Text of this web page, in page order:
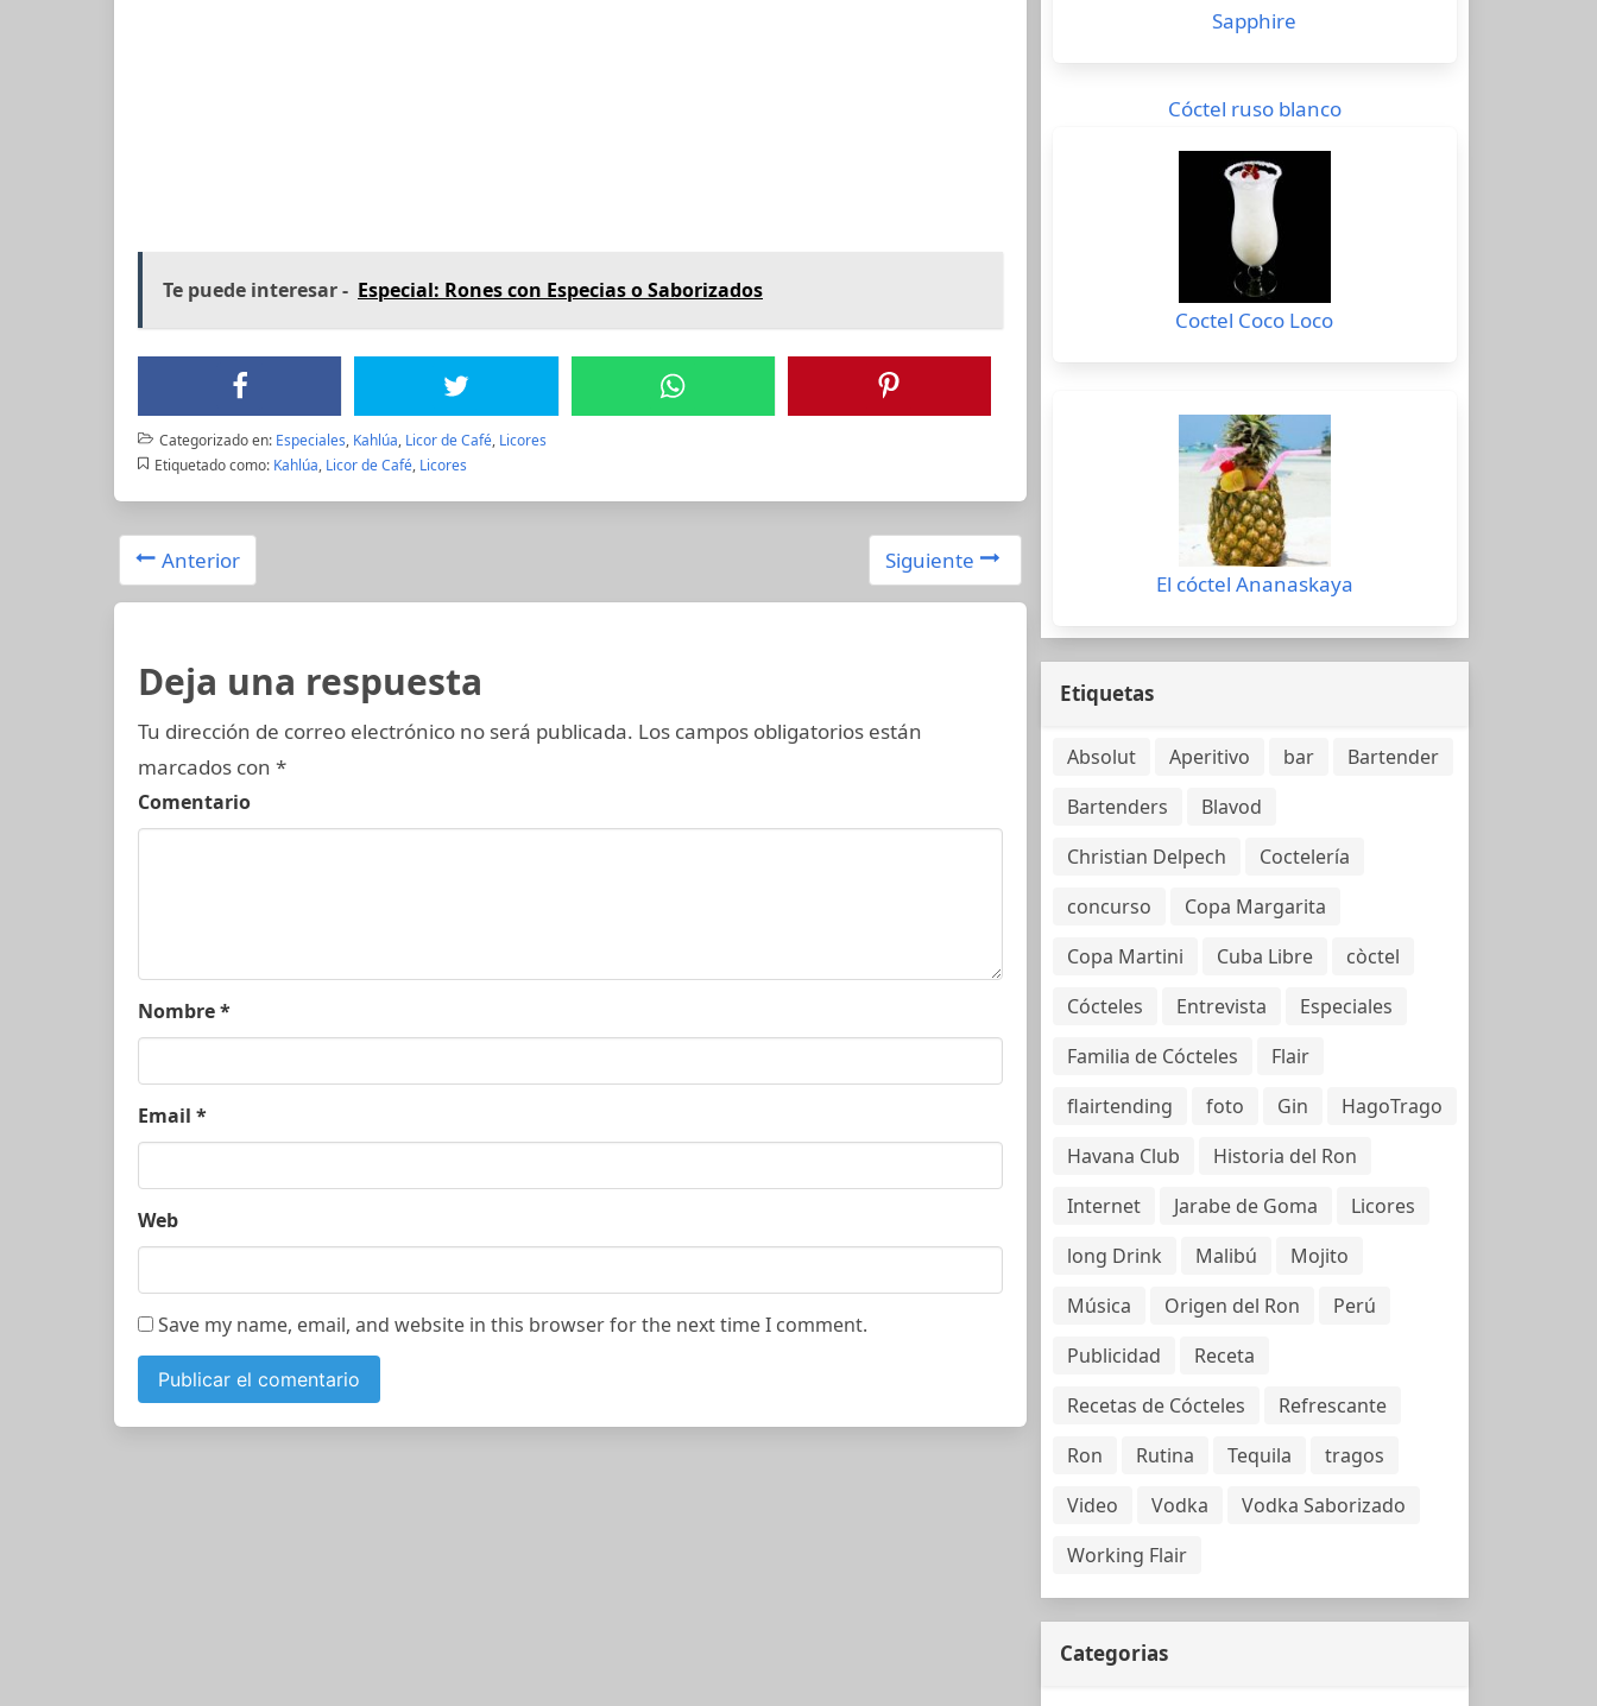
Te puede interesar - Especial: Rones con Especias o Saborizados
Categorizado en: Especiales, Kahlúa, Licor de Café, Licores
Etiquetado como: Kahlúa, Licor de Café, Licores
Anterior Siguiente
Deja una respuesta
Tu dirección de correo electrónico no será publicada. Los campos obligatorios están
marcados con *
Comentario
Nombre*
Email *
Web
Save my name, email, and website in this browser for the next time I comment.
Sapphire
Cóctel ruso blanco
Coctel Coco Loco
El cóctel Ananaskaya
Etiquetas
Absolut Aperitivo bar
Bartender
Bartenders
Blavod
Christian Delpech
Coctelería
concurso
Copa Margarita
Copa Martini
Cuba Libre
còctel
Cócteles
Entrevista
Especiales
Familia de Cócteles
Flair
flairtending
foto Gin
HagoTrago
Havana Club
Historia del Ron
Internet
Jarabe de Goma
Licores
long Drink
Malibú
Mojito
Música
Origen del Ron
Perú
Publicidad
Receta
Recetas de Cócteles
Refrescante
Ron
Rutina Tequila
tragos
Video
Vodka
Vodka Saborizado
Working Flair
Categorias